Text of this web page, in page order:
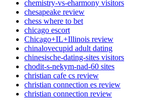
chemistry-vs-eharmony visitors
chesapeake review
chess where to bet
chicago escort
Chicago+IL+Illinois review
chinalovecupid adult dating
chinesische-dating-sites visitors
chodit-s-nekym-nad-60 sites
christian cafe cs review
christian connection es review
christian connection review